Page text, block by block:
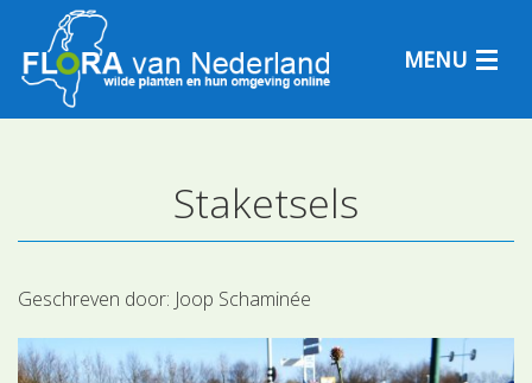
MENU
Plantengemeenschappen
Determineren
Staketsels
Geschreven door: Joop Schaminée